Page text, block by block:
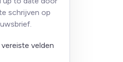
schrijven op
velden